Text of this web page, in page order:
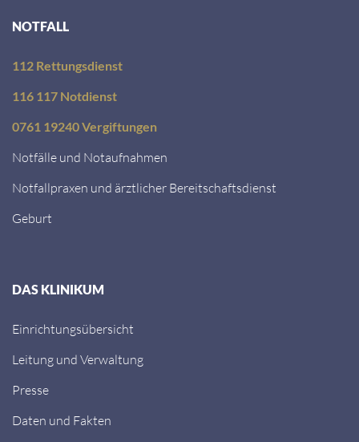
NOTFALL
112 Rettungsdienst
116 117 Notdienst
0761 19240 Vergiftungen
Notfälle und Notaufnahmen
Notfallpraxen und ärztlicher Bereitschaftsdienst
Geburt
DAS KLINIKUM
Einrichtungsübersicht
Leitung und Verwaltung
Presse
Daten und Fakten